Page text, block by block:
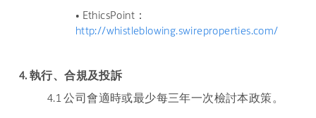
• EthicsPoint：
http://whistleblowing.swireproperties.com/
4. 執行、合規及投訴
4.1 公司會適時或最少每三年一次檢討本政策。